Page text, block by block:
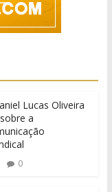
Lucas Oliveira
a
0